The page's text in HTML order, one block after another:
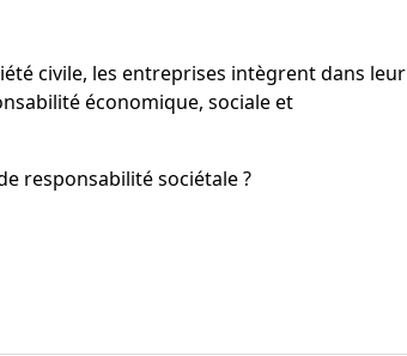
civile, les entreprises intègrent dans leur
économique, sociale et
responsabilité sociétale ?